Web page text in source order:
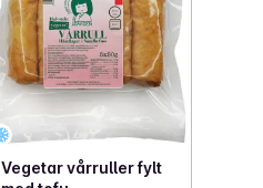
Vegetar vårruller fylt